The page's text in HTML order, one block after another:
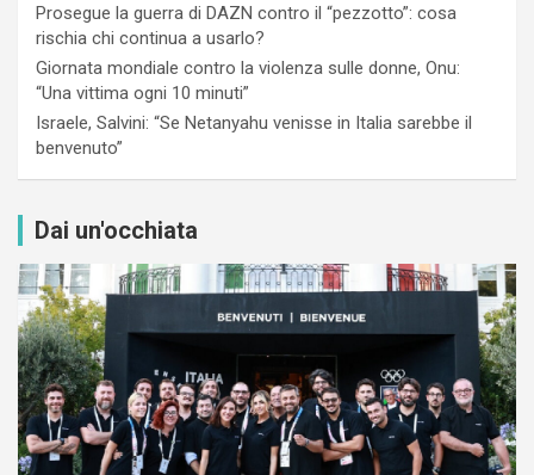
Prosegue la guerra di DAZN contro il “pezzotto”: cosa
rischia chi continua a usarlo?
Giornata mondiale contro la violenza sulle donne, Onu:
“Una vittima ogni 10 minuti”
Israele, Salvini: “Se Netanyahu venisse in Italia sarebbe il
benvenuto”
Dai un'occhiata